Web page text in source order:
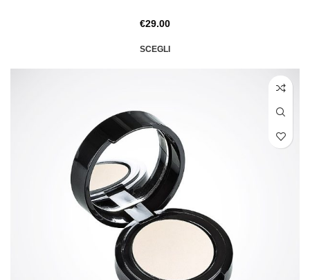
€29.00
SCEGLI